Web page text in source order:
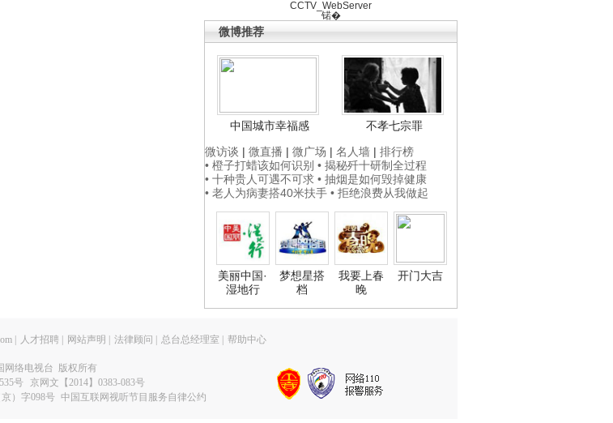
CCTV_WebServer
锘�
微博推荐
中国城市幸福感
不孝七宗罪
微访谈 | 微直播 | 微广场 | 名人墙 | 排行榜
• 橙子打蜡该如何识别 • 揭秘歼十研制全过程
• 十种贵人可遇不可求 • 抽烟是如何毁掉健康
• 老人为病妻搭40米扶手 • 拒绝浪费从我做起
美丽中国·
湿地行
梦想星搭
档
我要上春
晚
开门大吉
人才招聘 网站声明 法律顾问 总台总经理室 帮助中心
网络电视台 版权所有
号
京网文【2014】0383-083号
）字098号 中国互联网视听节目服务自律公约